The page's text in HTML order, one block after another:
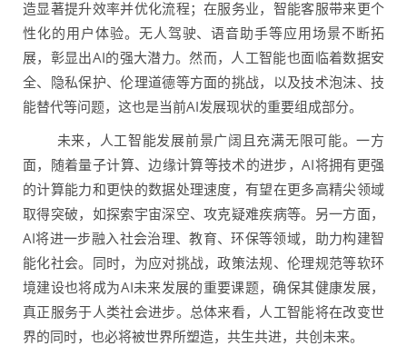
造显著提升效率并优化流程；在服务业，智能客服带来更个
性化的用户体验。无人驾驶、语音助手等应用场景不断拓
展，彰显出AI的强大潜力。然而，人工智能也面临着数据安
全、隐私保护、伦理道德等方面的挑战，以及技术泡沫、技
能替代等问题，这也是当前AI发展现状的重要组成部分。
未来，人工智能发展前景广阔且充满无限可能。一方
面，随着量子计算、边缘计算等技术的进步，AI将拥有更强
的计算能力和更快的数据处理速度，有望在更多高精尖领域
取得突破，如探索宇宙深空、攻克疑难疾病等。另一方面，
AI将进一步融入社会治理、教育、环保等领域，助力构建智
能化社会。同时，为应对挑战，政策法规、伦理规范等软环
境建设也将成为AI未来发展的重要课题，确保其健康发展，
真正服务于人类社会进步。总体来看，人工智能将在改变世
界的同时，也必将被世界所塑造，共生共进，共创未来。